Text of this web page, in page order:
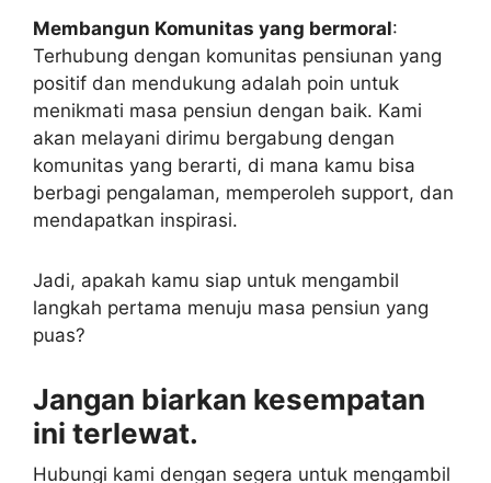
Jadi, apakah kamu siap untuk mengambil
langkah pertama menuju masa pensiun yang
puas?
Jangan biarkan kesempatan
ini terlewat.
informasi lebih lanjut tentang program training
pensiun kami.
Website:trainingpensiun.com